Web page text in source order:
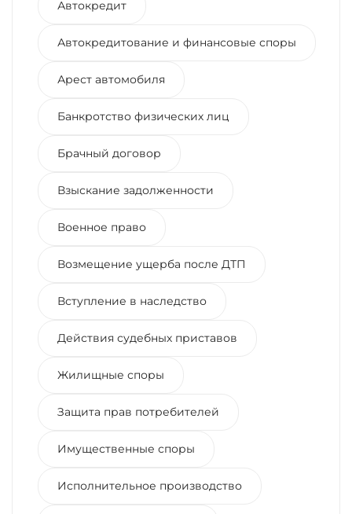
Автокредит
Автокредитование и финансовые споры
Арест автомобиля
Банкротство физических лиц
Брачный договор
Взыскание задолженности
Военное право
Возмещение ущерба после ДТП
Вступление в наследство
Действия судебных приставов
Жилищные споры
Защита прав потребителей
Имущественные споры
Исполнительное производство